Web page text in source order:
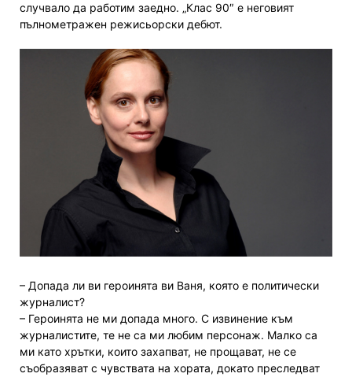
случвало да работим заедно. „Клас 90″ е неговият
пълнометражен режисьорски дебют.
– Допада ли ви героинята ви Ваня, която е политически
журналист?
– Героинята не ми допада много. С извинение към
журналистите, те не са ми любим персонаж. Малко са
ми като хрътки, които захапват, не прощават, не се
съобразяват с чувствата на хората, докато преследват